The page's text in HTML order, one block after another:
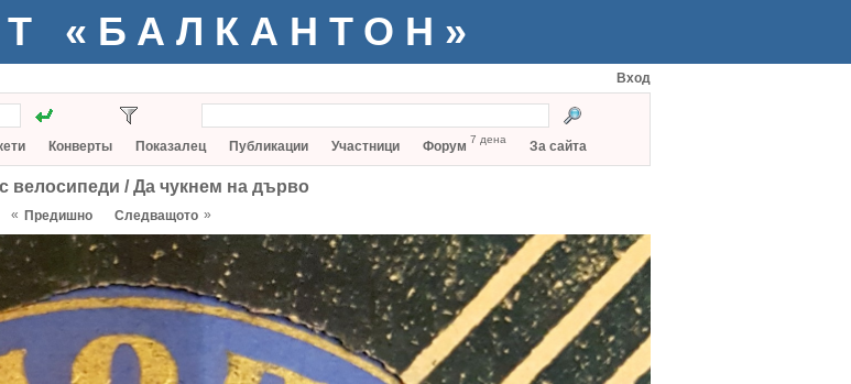
«БАЛКАНТОН»
Вход
Конверты Показалец Публикации Участници Форум 7 дена За сайта
велосипеди / Да чукнем на дърво
« Предишно Следващото »